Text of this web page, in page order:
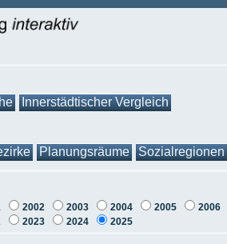
Innerstädtischer Vergleich
Planungsräume Sozialregionen
2002 2003 2004 2005
2006
2023 2024 2025